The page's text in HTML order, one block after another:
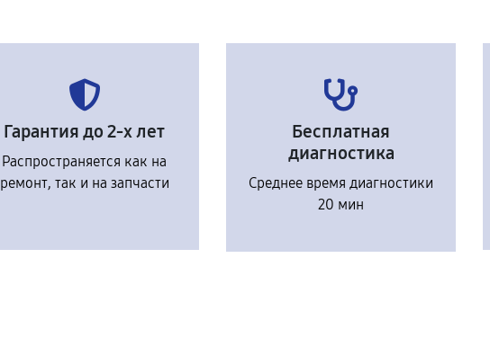
Гарантия до 2-х лет
Распространяется как на
ремонт, так и на запчасти
Бесплатная
диагностика
Среднее время диагностики
20 мин